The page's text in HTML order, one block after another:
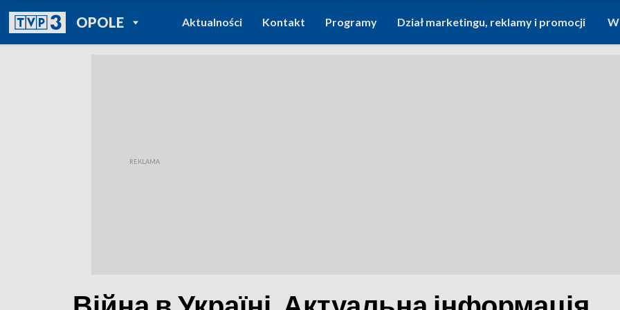
OPOLEPOWRÓT DO
TVP REGIONY
Aktualności Kontakt Programy Dział marketingu, reklamy i promocji